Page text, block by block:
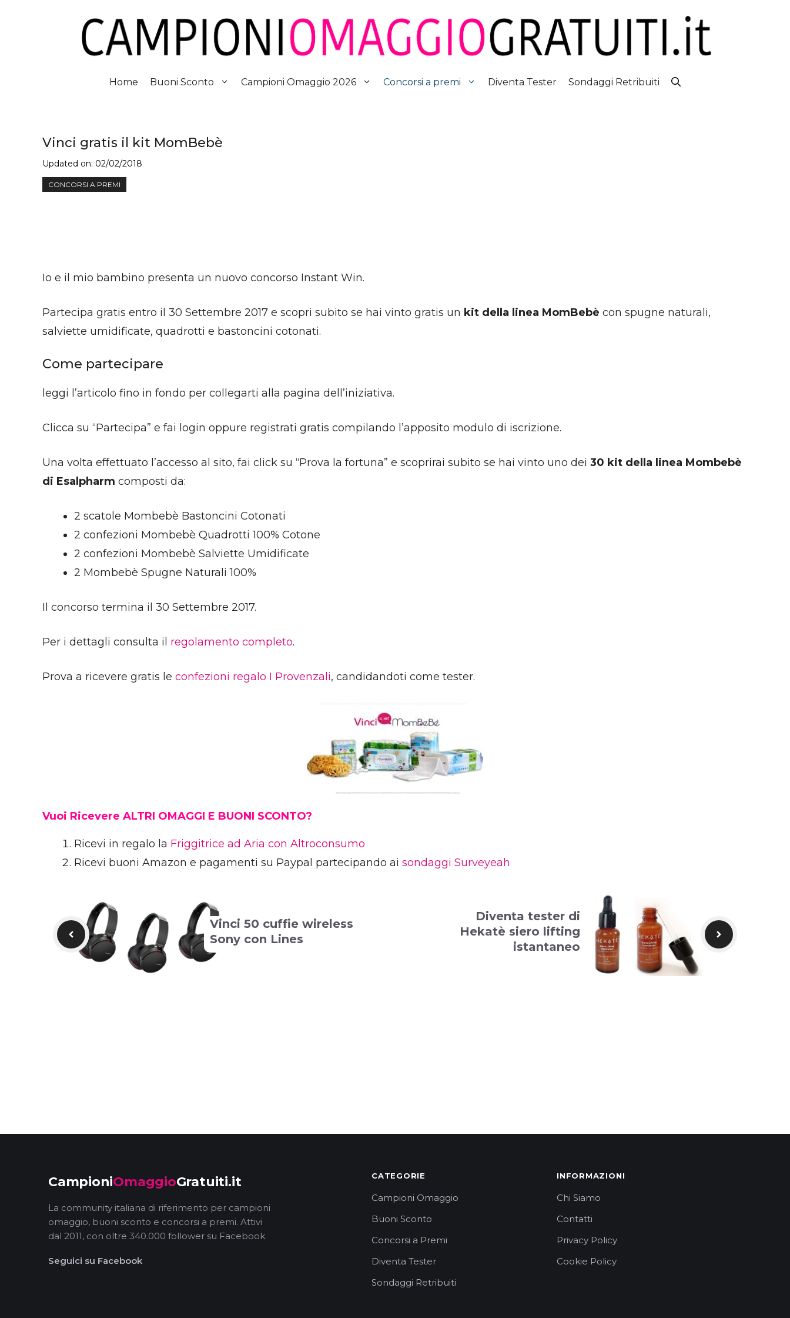
Home Buoni Sconto Campioni Omaggio 2026 Concorsi a premi Diventa Tester Sondaggi Retribuiti
Vinci gratis il kit MomBebè
Updated on: 02/02/2018
CONCORSI A PREMI
Io e il mio bambino presenta un nuovo concorso Instant Win.
Partecipa gratis entro il 30 Settembre 2017 e scopri subito se hai vinto gratis un kit della linea MomBebè con spugne naturali,
salviette umidificate, quadrotti e bastoncini cotonati.
Come partecipare
leggi l’articolo fino in fondo per collegarti alla pagina dell’iniziativa.
Clicca su “Partecipa” e fai login oppure registrati gratis compilando l’apposito modulo di iscrizione.
Una volta effettuato l’accesso al sito, fai click su “Prova la fortuna” e scoprirai subito se hai vinto uno dei 30 kit della linea Mombebè
di Esalpharm composti da:
2 scatole Mombebè Bastoncini Cotonati
2 confezioni Mombebè Quadrotti 100% Cotone
2 confezioni Mombebè Salviette Umidificate
2 Mombebè Spugne Naturali 100%
Il concorso termina il 30 Settembre 2017.
Per i dettagli consulta il regolamento completo.
Prova a ricevere gratis le confezioni regalo I Provenzali, candidandoti come tester.
Vuoi Ricevere ALTRI OMAGGI E BUONI SCONTO?
Ricevi in regalo la Friggitrice ad Aria con Altroconsumo
Ricevi buoni Amazon e pagamenti su Paypal partecipando ai sondaggi Surveyeah
Vinci 50 cuffie wireless
Sony con Lines
Diventa tester di
Hekatè siero lifting
istantaneo
CampioniOmaggioGratuiti.it
La community italiana di riferimento per campioni
omaggio, buoni sconto e concorsi a premi. Attivi
dal 2011, con oltre 340.000 follower su Facebook.
Seguici su Facebook
CATEGORIE
Campioni Omaggio
Buoni Sconto
Concorsi a Premi
Diventa Tester
Sondaggi Retribuiti
INFORMAZIONI
Chi Siamo
Contatti
Privacy Policy
Cookie Policy